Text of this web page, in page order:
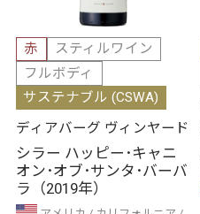
赤
スティルワイン
フルボディ
サステナブル (CSWA)
ディアバーグ ヴィンヤード
シラー ハッピー･キャニ
オン･オブ･サンタ･バーバ
ラ（2019年）